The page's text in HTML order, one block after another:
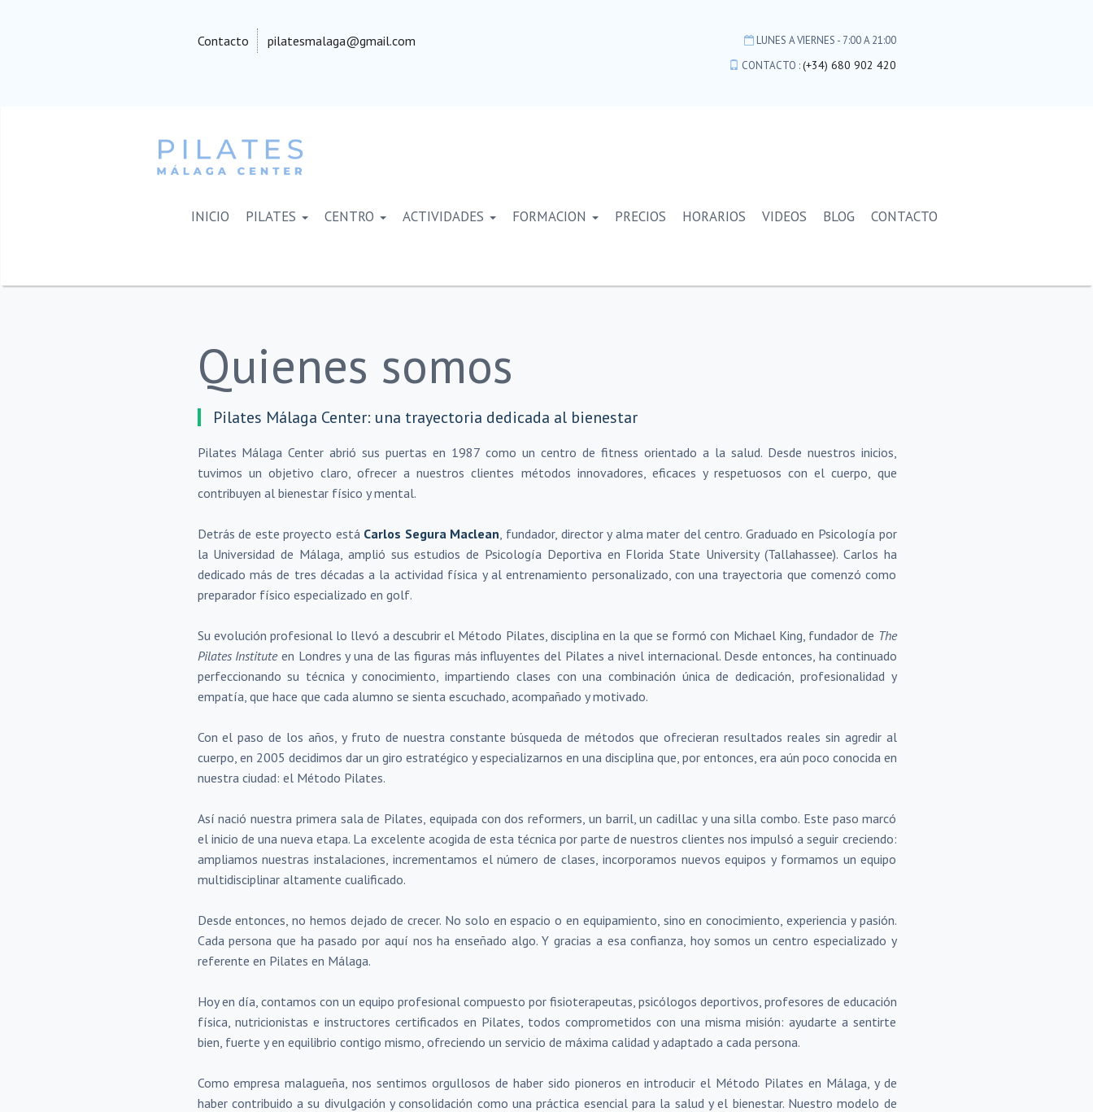
Contacto pilatesmalaga@gmail.com
LUNES A VIERNES - 7:00 A 21:00
CONTACTO :(+34) 680 902 420
INICIO PILATES CENTRO ACTIVIDADES FORMACION PRECIOS HORARIOS VIDEOS BLOG CONTACTO
Quienes somos
Pilates Málaga Center: una trayectoria dedicada al bienestar
Pilates Málaga Center abrió sus puertas en 1987 como un centro de fitness orientado a la salud. Desde nuestros inicios,
tuvimos un objetivo claro, ofrecer a nuestros clientes métodos innovadores, eficaces y respetuosos con el cuerpo, que
contribuyen al bienestar físico y mental.
Detrás de este proyecto está Carlos Segura Maclean, fundador, director y alma mater del centro. Graduado en Psicología por
la Universidad de Málaga, amplió sus estudios de Psicología Deportiva en Florida State University (Tallahassee). Carlos ha
dedicado más de tres décadas a la actividad física y al entrenamiento personalizado, con una trayectoria que comenzó como
preparador físico especializado en golf.
Su evolución profesional lo llevó a descubrir el Método Pilates, disciplina en la que se formó con Michael King, fundador de The
Pilates Instituteen Londres y una de las figuras más influyentes del Pilates a nivel internacional. Desde entonces, ha continuado
perfeccionando su técnica y conocimiento, impartiendo clases con una combinación única de dedicación, profesionalidad y
empatía, que hace que cada alumno se sienta escuchado, acompañado y motivado.
Con el paso de los años, y fruto de nuestra constante búsqueda de métodos que ofrecieran resultados reales sin agredir al
cuerpo, en 2005 decidimos dar un giro estratégico y especializarnos en una disciplina que, por entonces, era aún poco conocida en
nuestra ciudad: el Método Pilates.
Así nació nuestra primera sala de Pilates, equipada con dos reformers, un barril, un cadillac y una silla combo. Este paso marcó
el inicio de una nueva etapa. La excelente acogida de esta técnica por parte de nuestros clientes nos impulsó a seguir creciendo:
ampliamos nuestras instalaciones, incrementamos el número de clases, incorporamos nuevos equipos y formamos un equipo
multidisciplinar altamente cualificado.
Desde entonces, no hemos dejado de crecer. No solo en espacio o en equipamiento, sino en conocimiento, experiencia y pasión.
Cada persona que ha pasado por aquí nos ha enseñado algo. Y gracias a esa confianza, hoy somos un centro especializado y
referente en Pilates en Málaga.
Hoy en día, contamos con un equipo profesional compuesto por fisioterapeutas, psicólogos deportivos, profesores de educación
física, nutricionistas e instructores certificados en Pilates, todos comprometidos con una misma misión: ayudarte a sentirte
bien, fuerte y en equilibrio contigo mismo, ofreciendo un servicio de máxima calidad y adaptado a cada persona.
Como empresa malagueña, nos sentimos orgullosos de haber sido pioneros en introducir el Método Pilates en Málaga, y de
haber contribuido a su divulgación y consolidación como una práctica esencial para la salud y el bienestar. Nuestro modelo de